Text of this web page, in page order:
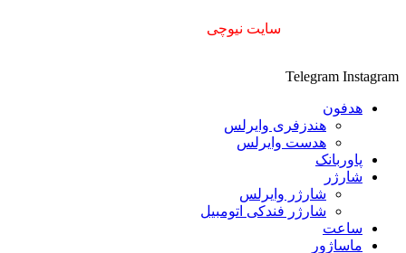
سایت نیوچی
Telegram Instagram
هدفون
هندزفری وایرلس
هدست وایرلس
پاوربانک
شارژر
شارژر وایرلس
شارژر فندکی اتومبیل
ساعت
ماساژور